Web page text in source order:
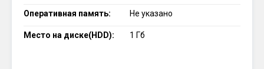
Оперативная память:
Не указано
Место на диске(HDD): 1 Гб